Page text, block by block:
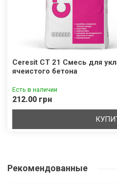
Ceresit CT 21 Смесь для
ячеистого бетона
Есть в наличии
212.00 грн
Рекомендованные